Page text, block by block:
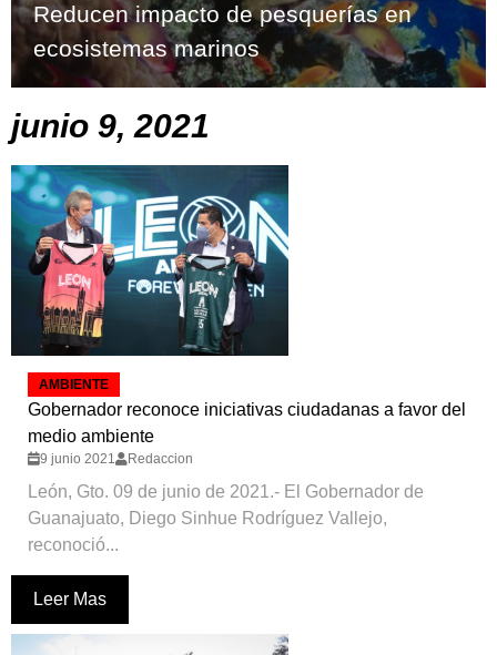
Reducen impacto de pesquerías en
ecosistemas marinos
junio 9, 2021
AMBIENTE
Gobernador reconoce iniciativas ciudadanas a favor del
medio ambiente
9 junio 2021 Redaccion
León, Gto. 09 de junio de 2021.- El Gobernador de
Guanajuato, Diego Sinhue Rodríguez Vallejo,
reconoció...
Leer Mas